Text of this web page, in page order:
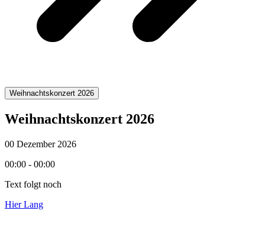
Weihnachtskonzert 2026
Weihnachtskonzert 2026
00 Dezember 2026
00:00 - 00:00
Text folgt noch
Hier Lang